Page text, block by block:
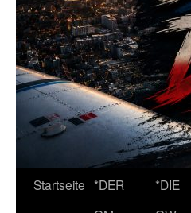
Startseite *DER
*DIE